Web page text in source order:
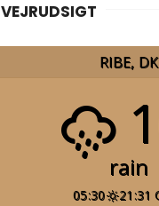
VEJRUDSIGT
RIBE, DK
rain
05:30
21:31